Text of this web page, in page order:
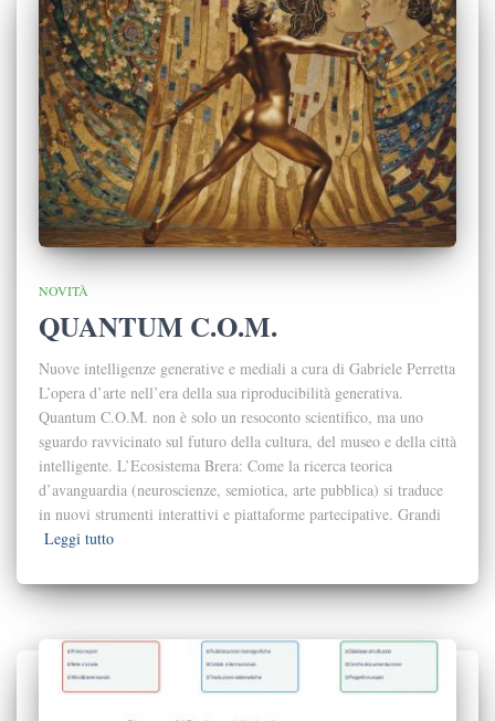
NOVITÀ
QUANTUM C.O.M.
Nuove intelligenze generative e mediali a cura di Gabriele Perretta
L’opera d’arte nell’era della sua riproducibilità generativa.
Quantum C.O.M. non è solo un resoconto scientifico, ma uno
sguardo ravvicinato sul futuro della cultura, del museo e della città
intelligente. L’Ecosistema Brera: Come la ricerca teorica
d’avanguardia (neuroscienze, semiotica, arte pubblica) si traduce
in nuovi strumenti interattivi e piattaforme partecipative. Grandi
Leggi tutto